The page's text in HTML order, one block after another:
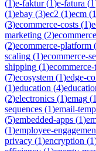
(1)e-faktur(1)e-fatura (1
(1)ebay (3)ec2 (1)ecm (1
(3)ecommerce-costs (1)
marketing (2)
(2)ecommerce-platform (
scaling (1)ecommerce-
shipping (1)
(7)ecosystem (1)edge-
(1)education (4)
(2)electronics (1)emag (1
sequences (1)email-
(5)embedded-apps (1)
(1)employee-
privacy (1)encryption (1